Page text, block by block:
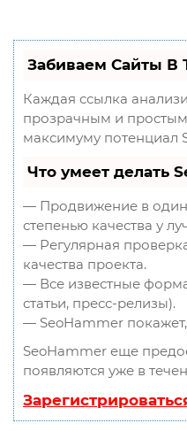
Забиваем Сайты
Каждая ссылка
прозрачным и простым
максимуму потенциал
Что умеет делать
— Продвижение в один
степенью качества у
— Регулярная
качества проекта.
— Все известные
статьи, пресс-релизы).
— SeoHammer
SeoHammer еще
появляются уже в